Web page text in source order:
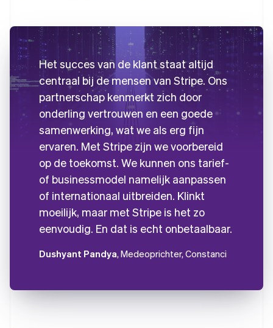
Het succes van de klant staat altijd
centraal bij de mensen van Stripe. Ons
partnerschap kenmerkt zich door
onderling vertrouwen en een goede
samenwerking, wat we als erg fijn
ervaren. Met Stripe zijn we voorbereid
op de toekomst. We kunnen ons tarief-
of businessmodel namelijk aanpassen
of internationaal uitbreiden. Klinkt
moeilijk, maar met Stripe is het zo
eenvoudig. En dat is echt onbetaalbaar.
Dushyant Pandya, Medeoprichter, Constanci